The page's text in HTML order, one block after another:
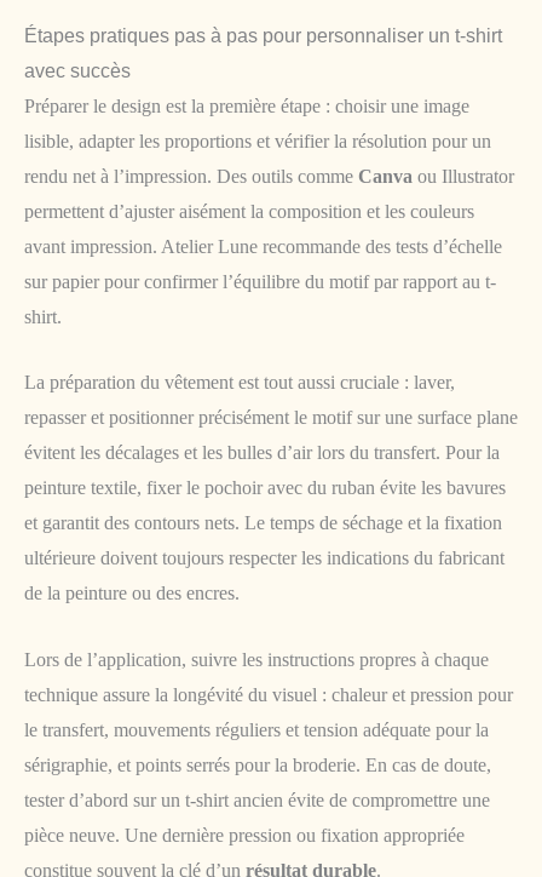
Étapes pratiques pas à pas pour personnaliser un t-shirt
avec succès
Préparer le design est la première étape : choisir une image
lisible, adapter les proportions et vérifier la résolution pour un
rendu net à l’impression. Des outils comme Canva ou Illustrator
permettent d’ajuster aisément la composition et les couleurs
avant impression. Atelier Lune recommande des tests d’échelle
sur papier pour confirmer l’équilibre du motif par rapport au t-
shirt.
La préparation du vêtement est tout aussi cruciale : laver,
repasser et positionner précisément le motif sur une surface plane
évitent les décalages et les bulles d’air lors du transfert. Pour la
peinture textile, fixer le pochoir avec du ruban évite les bavures
et garantit des contours nets. Le temps de séchage et la fixation
ultérieure doivent toujours respecter les indications du fabricant
de la peinture ou des encres.
Lors de l’application, suivre les instructions propres à chaque
technique assure la longévité du visuel : chaleur et pression pour
le transfert, mouvements réguliers et tension adéquate pour la
sérigraphie, et points serrés pour la broderie. En cas de doute,
tester d’abord sur un t-shirt ancien évite de compromettre une
pièce neuve. Une dernière pression ou fixation appropriée
constitue souvent la clé d’un résultat durable.